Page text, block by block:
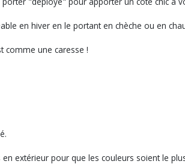
en hiver en le portant en chèche ou en
comme une caresse !
extérieur pour que les couleurs soient le